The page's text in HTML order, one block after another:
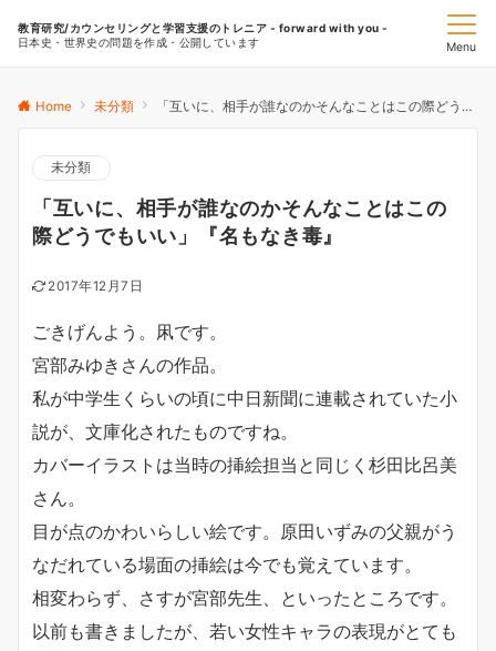
教育研究/カウンセリングと学習支援のトレニア - forward with you -
日本史・世界史の問題を作成・公開しています
Menu
Home 未分類 「互いに、相手が誰なのかそんなことはこの際どうでもいい」『名もなき毒』
未分類
「互いに、相手が誰なのかそんなことはこの
際どうでもいい」『名もなき毒』
2017年12月7日
ごきげんよう。凩です。
宮部みゆきさんの作品。
私が中学生くらいの頃に中日新聞に連載されていた小
説が、文庫化されたものですね。
カバーイラストは当時の挿絵担当と同じく杉田比呂美
さん。
目が点のかわいらしい絵です。原田いずみの父親がう
なだれている場面の挿絵は今でも覚えています。
相変わらず、さすが宮部先生、といったところです。
以前も書きましたが、若い女性キャラの表現がとても